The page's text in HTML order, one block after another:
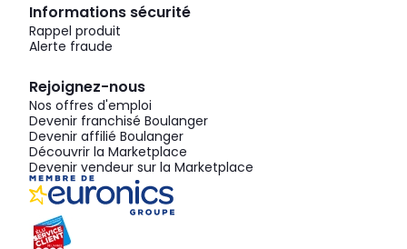
Informations sécurité
Rappel produit
Alerte fraude
Rejoignez-nous
Nos offres d'emploi
Devenir franchisé Boulanger
Devenir affilié Boulanger
Découvrir la Marketplace
Devenir vendeur sur la Marketplace